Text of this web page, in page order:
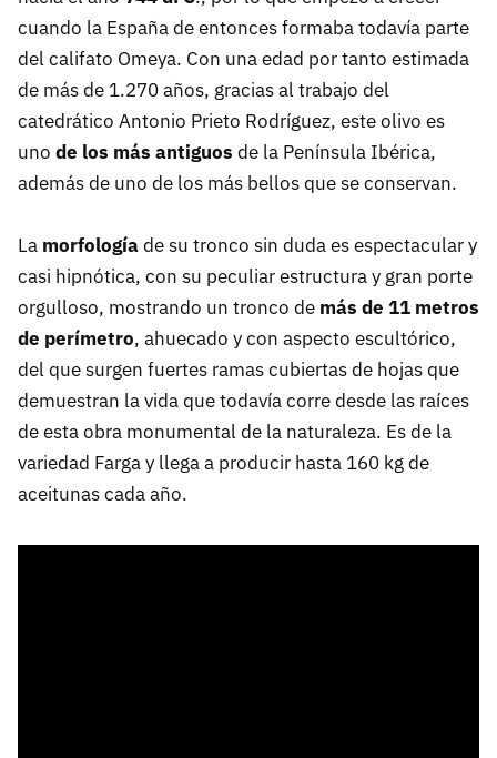
cuando la España de entonces formaba todavía parte
del califato Omeya. Con una edad por tanto estimada
de más de 1.270 años, gracias al trabajo del
catedrático Antonio Prieto Rodríguez, este olivo es
uno de los más antiguos de la Península Ibérica,
además de uno de los más bellos que se conservan.
La morfologíade su tronco sin duda es espectacular y
casi hipnótica, con su peculiar estructura y gran porte
orgulloso, mostrando un tronco de más de 11 metros
de perímetro, ahuecado y con aspecto escultórico,
del que surgen fuertes ramas cubiertas de hojas que
demuestran la vida que todavía corre desde las raíces
de esta obra monumental de la naturaleza. Es de la
variedad Farga y llega a producir hasta 160 kg de
aceitunas cada año.